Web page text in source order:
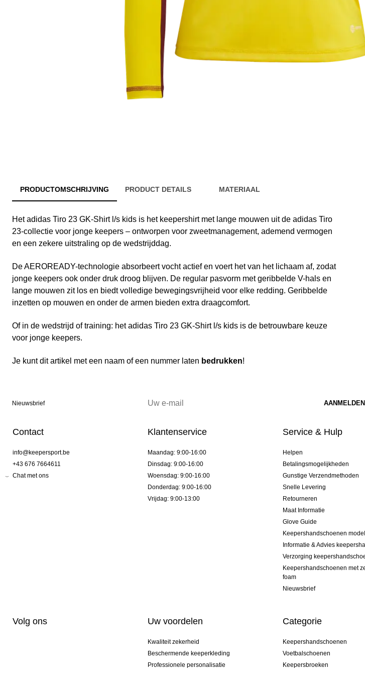
PRODUCTOMSCHRIJVING PRODUCT DETAILS MATERIAAL
Het adidas Tiro 23 GK-Shirt l/s kids is het keepershirt met lange mouwen uit de adidas Tiro
23-collectie voor jonge keepers – ontworpen voor zweetmanagement, ademend vermogen
en een zekere uitstraling op de wedstrijddag.
De AEROREADY-technologie absorbeert vocht actief en voert het van het lichaam af, zodat
jonge keepers ook onder druk droog blijven. De regular pasvorm met geribbelde V-hals en
lange mouwen zit los en biedt volledige bewegingsvrijheid voor elke redding. Geribbelde
inzetten op mouwen en onder de armen bieden extra draagcomfort.
Of in de wedstrijd of training: het adidas Tiro 23 GK-Shirt l/s kids is de betrouwbare keuze
voor jonge keepers.
Je kunt dit artikel met een naam of een nummer laten bedrukken!
Nieuwsbrief
Contact
info@keepersport.be
+43 676 7664611
Chat met ons
Klantenservice
Maandag: 9:00-16:00
Dinsdag: 9:00-16:00
Woensdag: 9:00-16:00
Donderdag: 9:00-16:00
Vrijdag: 9:00-13:00
Service & Hulp
Helpen
Betalingsmogelijkheden
Gunstige Verzendmethoden
Snelle Levering
Retourneren
Maat Informatie
Glove Guide
Keepershandschoenen
Informatie & Advies
Verzorging
Keepershandschoenen met
foam
Nieuwsbrief
Volg ons Uw voordelen
Kwaliteit zekerheid
Beschermende keeperkleding
Professionele personalisatie
Categorie
Keepershandschoenen
Voetbalschoenen
Keepersbroeken